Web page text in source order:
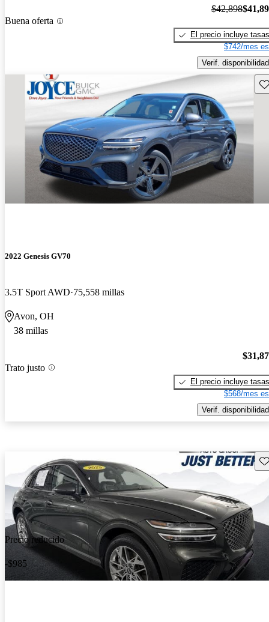
Buena oferta
$42,898
El precio incluye tasas
$742/mes
Verif. disponibilidad
2022 Genesis GV70
3.5T Sport AWD 75,558 millas
Avon, OH
38 millas
Trato justo
El precio incluye tasas
$568/mes
Verif. disponibilidad
Precio reducido
-$985